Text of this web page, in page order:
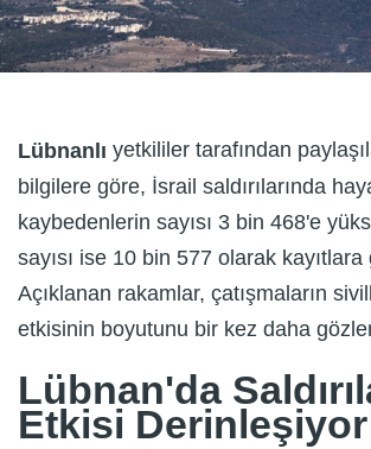
Lübnanlı yetkililer tarafından
bilgilere göre, İsrail saldırılarında
kaybedenlerin sayısı 3 bin 468'e
sayısı ise 10 bin 577 olarak kayıtlara
Açıklanan rakamlar, çatışmaların
etkisinin boyutunu bir kez daha
Lübnan'da
Etkisi Derinleşiyor